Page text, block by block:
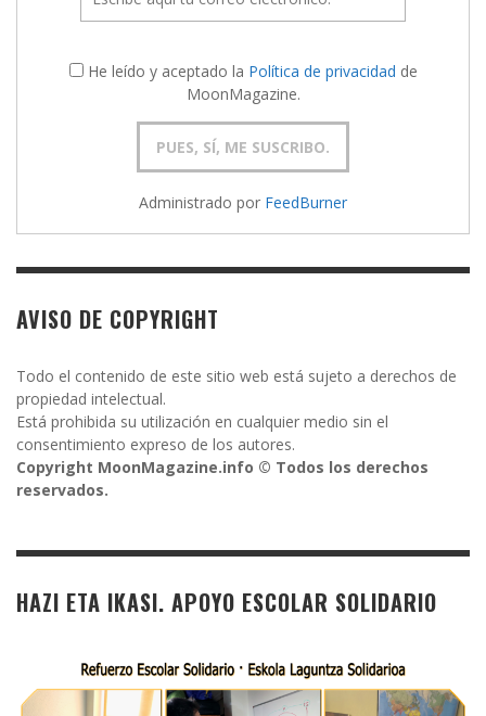
He leído y aceptado la Política de privacidad de
MoonMagazine.
Administrado por FeedBurner
AVISO DE COPYRIGHT
Todo el contenido de este sitio web está sujeto a derechos de
propiedad intelectual.
Está prohibida su utilización en cualquier medio sin el
consentimiento expreso de los autores.
Copyright MoonMagazine.info © Todos los derechos
reservados.
HAZI ETA IKASI. APOYO ESCOLAR SOLIDARIO